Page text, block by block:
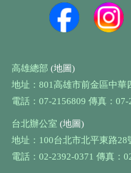
高雄總部 (地圖)
地址：801高雄市前金區中華
電話：07-2156809 傳真：07-
台北辦公室 (地圖)
地址：100台北市北平東路28
電話：02-2392-0371 傳真：